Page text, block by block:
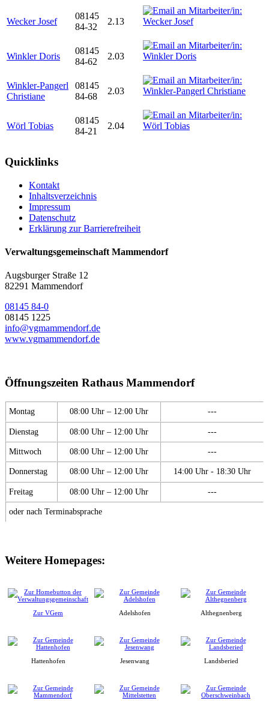
Wecker Josef
08145
84-32
2.13
Winkler Doris
08145
84-62
2.03
Winkler-Pangerl
Christiane
08145
84-68
2.03
Wörl Tobias
08145
84-21
2.04
Quicklinks
Kontakt
Inhaltsverzeichnis
Impressum
Datenschutz
Erklärung zur Barrierefreiheit
Verwaltungsgemeinschaft Mammendorf
Augsburger Straße 12
82291 Mammendorf
08145 84-0
08145 1225
info@vgmammendorf.de
www.vgmammendorf.de
Öffnungszeiten Rathaus Mammendorf
Montag 08:00 Uhr – 12:00 Uhr ---
Dienstag 08:00 Uhr – 12:00 Uhr ---
Mittwoch 08:00 Uhr – 12:00 Uhr ---
Donnerstag 08:00 Uhr – 12:00 Uhr 14:00 Uhr - 18:30 Uhr
Freitag 08:00 Uhr – 12:00 Uhr ---
oder nach Terminabsprache
Weitere Homepages:
Zur VGem Adelshofen Althegnenberg
Hattenhofen Jesenwang Landsberied